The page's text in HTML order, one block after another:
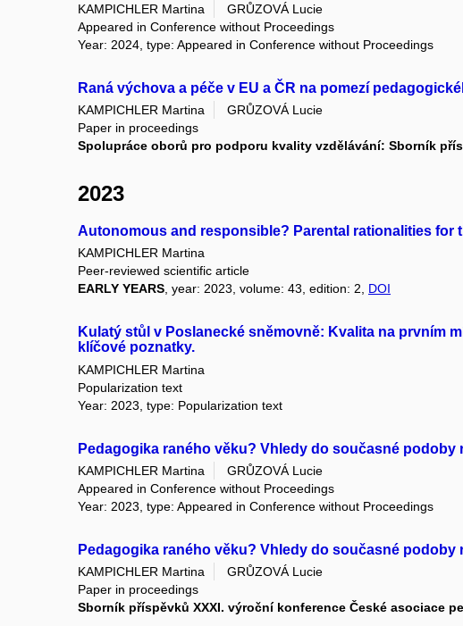
KAMPICHLER Martina
GRŮZOVÁ Lucie
Appeared in Conference without Proceedings
Year: 2024, type: Appeared in Conference without Proceedings
Raná výchova a péče v EU a ČR na pomezí
KAMPICHLER Martina
GRŮZOVÁ Lucie
Paper in proceedings
Spolupráce oborů pro podporu kvality vzdělávání: Sborník
2023
Autonomous and responsible? Parental rationalities for
KAMPICHLER Martina
Peer-reviewed scientific article
EARLY YEARS, year: 2023, volume: 43, edition: 2, DOI
Kulatý stůl v Poslanecké sněmovně: Kvalita na prvním
klíčové poznatky.
KAMPICHLER Martina
Popularization text
Year: 2023, type: Popularization text
Pedagogika raného věku? Vhledy do současné
KAMPICHLER Martina
GRŮZOVÁ Lucie
Appeared in Conference without Proceedings
Year: 2023, type: Appeared in Conference without Proceedings
Pedagogika raného věku? Vhledy do současné
KAMPICHLER Martina
GRŮZOVÁ Lucie
Paper in proceedings
Sborník příspěvků XXXI. výroční konference České asociace